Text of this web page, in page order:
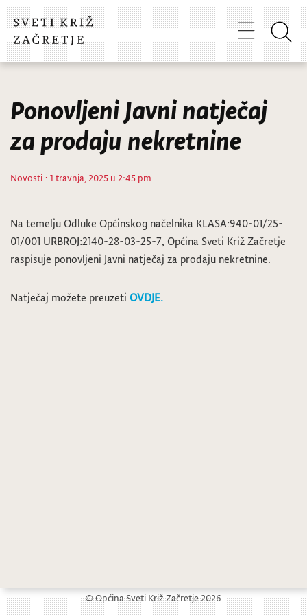
Ponovljeni Javni natječaj
za prodaju nekretnine
Novosti · 1 travnja, 2025 u 2:45 pm
Na temelju Odluke Općinskog načelnika KLASA:940-01/25-
01/001 URBROJ:2140-28-03-25-7, Općina Sveti Križ Začretje
raspisuje ponovljeni Javni natječaj za prodaju nekretnine.
Natječaj možete preuzeti OVDJE.
© Općina Sveti Križ Začretje 2026